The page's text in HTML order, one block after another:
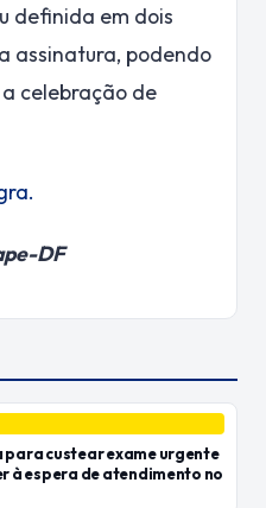
definida em dois
assinatura, podendo
celebração de
DF
custear exame urgente
à espera de atendimento no